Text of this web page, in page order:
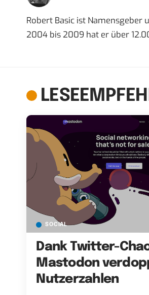
Robert Basic ist Namensgeber
2004 bis 2009 hat er über
SOCIAL
Dank Twitter-
Mastodon
Nutzerzahlen